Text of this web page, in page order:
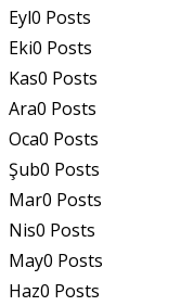
Eyl0 Posts
Eki0 Posts
Kas0 Posts
Ara0 Posts
Oca0 Posts
Şub0 Posts
Mar0 Posts
Nis0 Posts
May0 Posts
Haz0 Posts